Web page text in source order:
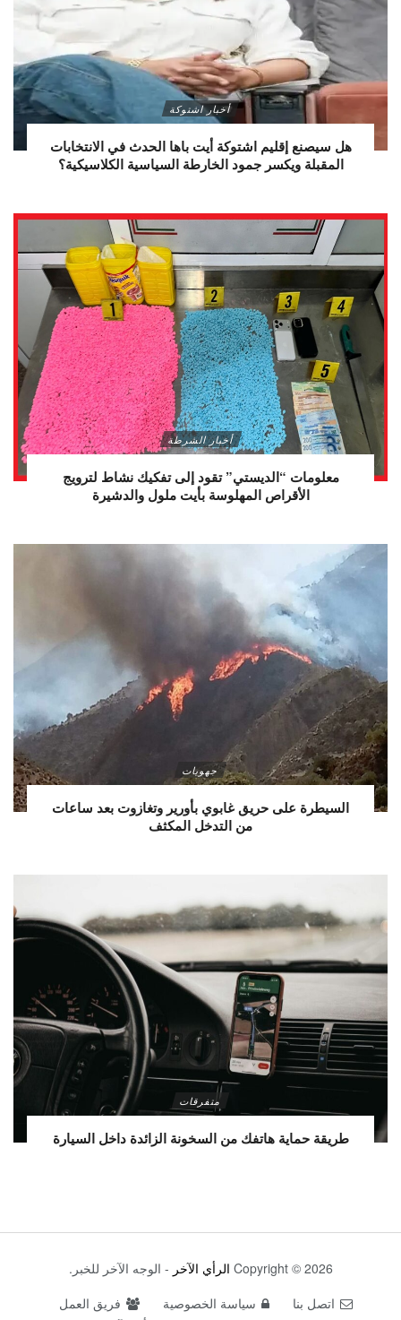
أخبار اشتوكة
هل سيصنع إقليم اشتوكة أيت باها الحدث في الانتخابات
المقبلة ويكسر جمود الخارطة السياسية الكلاسيكية؟
أخبار الشرطة
معلومات “الديستي” تقود إلى تفكيك نشاط لترويج
الأقراص المهلوسة بأيت ملول والدشيرة
جهويات
السيطرة على حريق غابوي بأورير وتغازوت بعد ساعات
من التدخل المكثف
متفرقات
طريقة حماية هاتفك من السخونة الزائدة داخل السيارة
Copyright © 2026 الرأي الآخر - الوجه الآخر للخبر.
اتصل بنا
سياسة الخصوصية
فريق العمل